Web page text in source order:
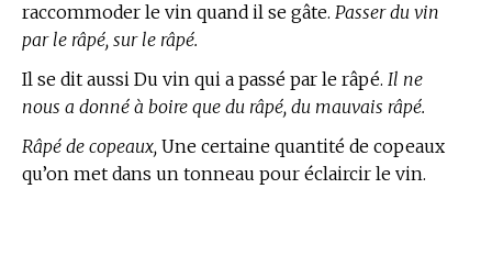
raccommoder le vin quand il se gâte. Passer du vin
par le râpé, sur le râpé.
Il se dit aussi Du vin qui a passé par le râpé. Il ne
nous a donné à boire que du râpé, du mauvais râpé.
Râpé de copeaux, Une certaine quantité de copeaux
qu’on met dans un tonneau pour éclaircir le vin.